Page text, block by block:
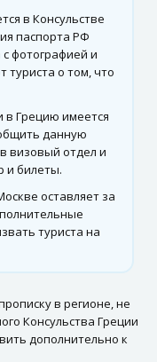
в Консульстве
паспорта РФ
фотографией и
туриста о том, что
в Грецию имеется
данную
визовый отдел и
и билеты.
оставляет за
туриста на
в регионе, не
Консульства Греции
дополнительно к